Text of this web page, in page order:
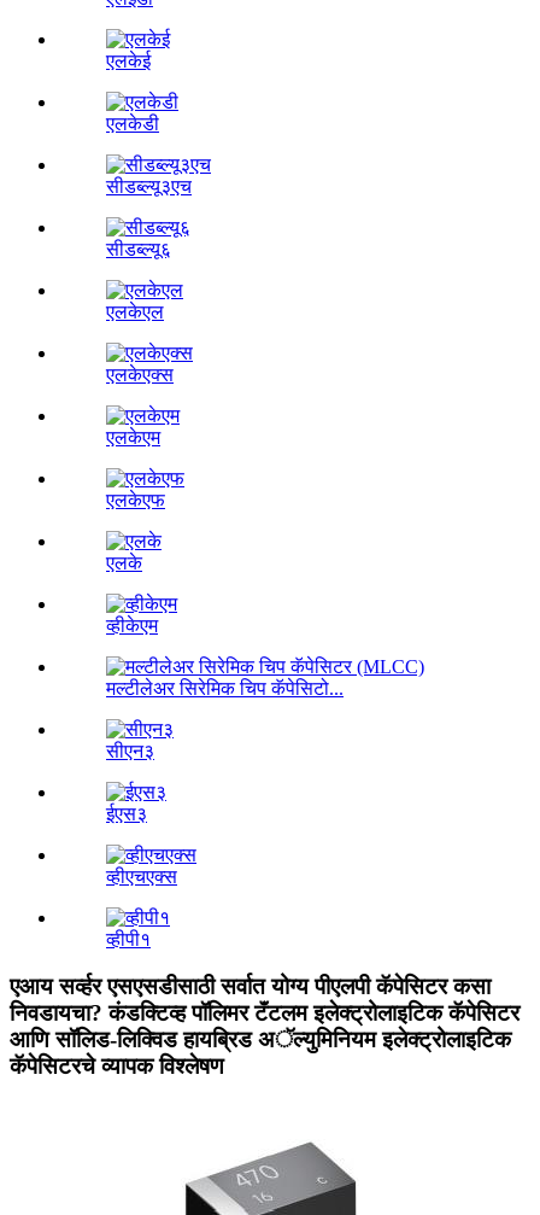
एलकेई
एलकेडी
सीडब्ल्यू३एच
सीडब्ल्यू६
एलकेएल
एलकेएक्स
एलकेएम
एलकेएफ
एलके
व्हीकेएम
मल्टीलेअर सिरेमिक चिप कॅपेसिटो...
सीएन३
ईएस३
व्हीएचएक्स
व्हीपी१
एआय सर्व्हर एसएसडीसाठी सर्वात योग्य पीएलपी कॅपेसिटर कसा
निवडायचा? कंडक्टिव्ह पॉलिमर टॅंटलम इलेक्ट्रोलाइटिक कॅपेसिटर
आणि सॉलिड-लिक्विड हायब्रिड अॅल्युमिनियम इलेक्ट्रोलाइटिक
कॅपेसिटरचे व्यापक विश्लेषण